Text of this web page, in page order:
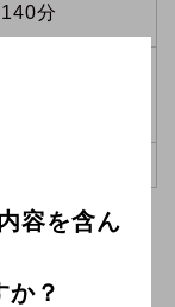
分
ドはコン
全販売店
容を含ん
か？